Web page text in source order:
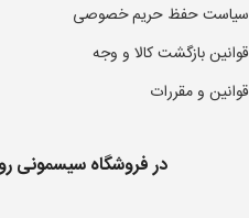
سیاست حفظ حریم خصوصی
قوانین بازگشت کالا و وجه
قوانین و مقررات
در فروشگاه سیسمونی